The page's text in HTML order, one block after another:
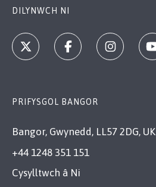
DILYNWCH NI
PRIFYSGOL BANGOR
Bangor, Gwynedd, LL57 2DG, UK
+44 1248 351 151
Cysylltwch â Ni